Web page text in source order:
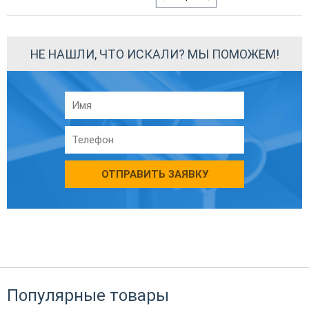
НЕ НАШЛИ, ЧТО ИСКАЛИ? МЫ ПОМОЖЕМ!
ОТПРАВИТЬ ЗАЯВКУ
Популярные товары